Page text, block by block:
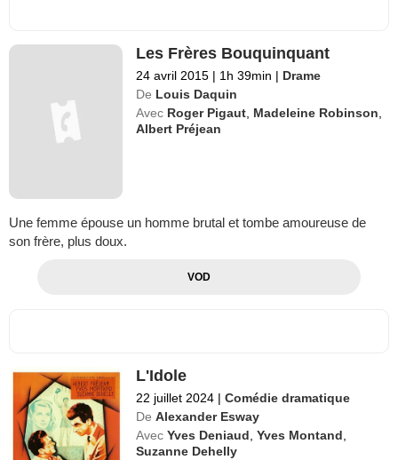
Les Frères Bouquinquant
24 avril 2015 | 1h 39min | Drame
De Louis Daquin
Avec Roger Pigaut Madeleine Robinson
Albert Préjean
Une femme épouse un homme brutal et tombe amoureuse de
son frère, plus doux.
VOD
L'Idole
22 juillet 2024 | Comédie dramatique
De Alexander Esway
Avec Yves Deniaud,Yves Montand,
Suzanne Dehelly